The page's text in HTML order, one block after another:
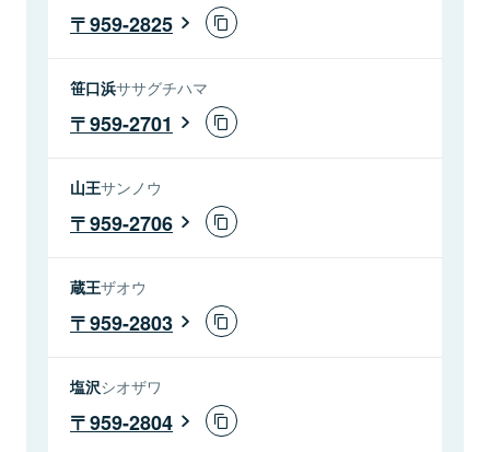
959-2825
笹口浜ササグチハマ
959-2701
山王サンノウ
959-2706
蔵王ザオウ
959-2803
塩沢シオザワ
959-2804